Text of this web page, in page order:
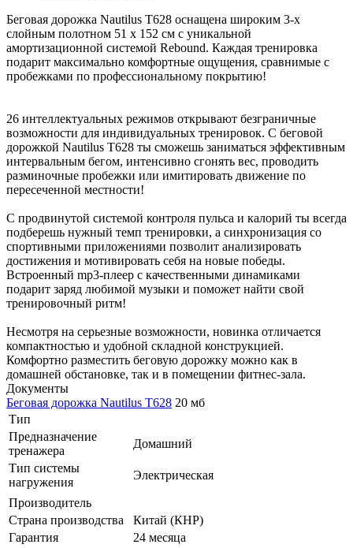
Беговая дорожка Nautilus T628 оснащена широким 3-х
слойным полотном 51 х 152 см с уникальной
амортизационной системой Rebound. Каждая тренировка
подарит максимально комфортные ощущения, сравнимые с
пробежками по профессиональному покрытию!
26 интеллектуальных режимов открывают безграничные
возможности для индивидуальных тренировок. С беговой
дорожкой Nautilus T628 ты сможешь заниматься эффективным
интервальным бегом, интенсивно сгонять вес, проводить
разминочные пробежки или имитировать движение по
пересеченной местности!
С продвинутой системой контроля пульса и калорий ты всегда
подберешь нужный темп тренировки, а синхронизация со
спортивными приложениями позволит анализировать
достижения и мотивировать себя на новые победы.
Встроенный mp3-плеер с качественными динамиками
подарит заряд любимой музыки и поможет найти свой
тренировочный ритм!
Несмотря на серьезные возможности, новинка отличается
компактностью и удобной складной конструкцией.
Комфортно разместить беговую дорожку можно как в
домашней обстановке, так и в помещении фитнес-зала.
Документы
Беговая дорожка Nautilus T628 20 мб
Тип
Предназначение
тренажера
Домашний
Тип системы
нагружения
Электрическая
Производитель
Страна производства
Китай (КНР)
Гарантия
24 месяца